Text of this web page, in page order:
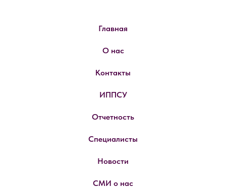
Главная
О нас
Контакты
ИППСУ
Отчетность
Специалисты
Новости
СМИ о нас